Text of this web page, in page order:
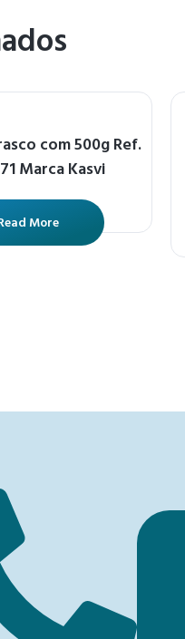
com 500g Ref.
Marca Kasvi
More